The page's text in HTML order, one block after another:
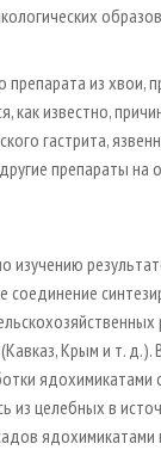
из хвои,
известно,
гастрита,
препараты на
соединение
Крым и т.
ядохимикатами
целебных в